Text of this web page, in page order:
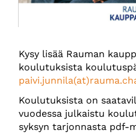
​​​​​​​Kysy lisää Rauman
koulutuksista
Koulutuksista on
vuodessa julkaistu
syksyn tarjonnasta pdf-